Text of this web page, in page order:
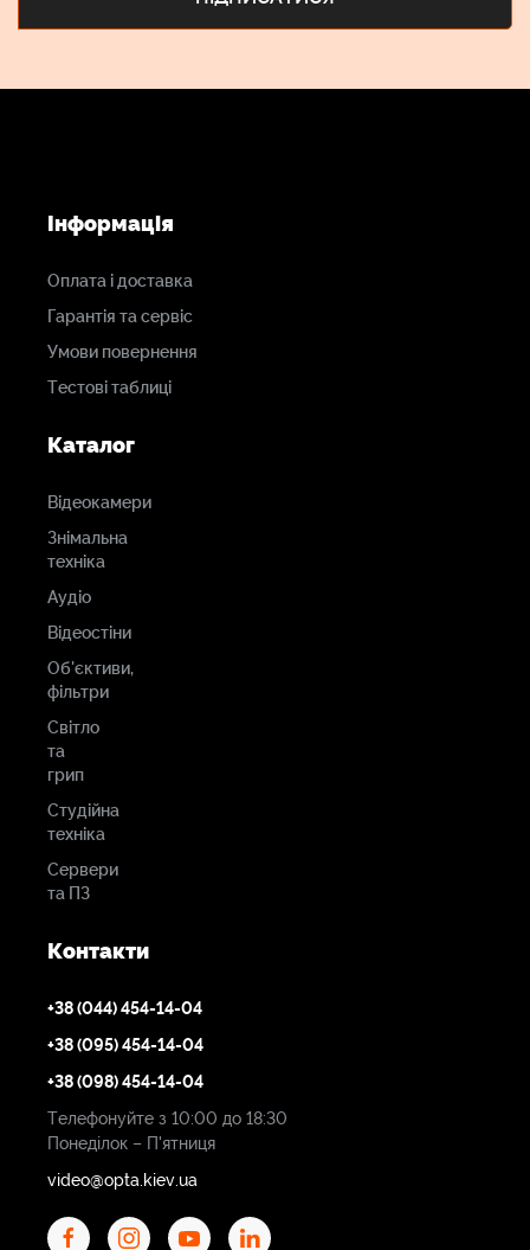
Інформація
Оплата і доставка
Гарантія та сервіс
Умови повернення
Тестові таблиці
Каталог
Відеокамери
Знімальна
техніка
Аудіо
Відеостіни
Об'єктиви,
фільтри
Світло
та
грип
Студійна
техніка
Сервери
та ПЗ
Контакти
+38 (044) 454-14-04
+38 (095) 454-14-04
+38 (098) 454-14-04
Телефонуйте з 10:00 до 18:30
Понеділок – П'ятниця
video@opta.kiev.ua